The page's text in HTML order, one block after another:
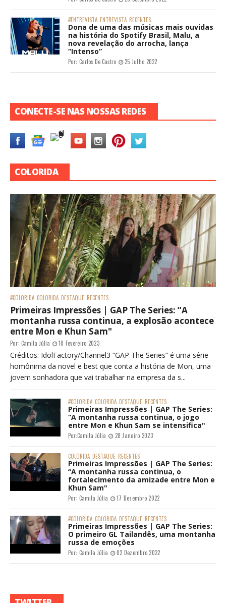
#ENTREVISTA #MÚSICA DESTAQUE ENTREVISTA MÚSICA
ENTREVISTA | Edmundo Inácio: "Temos que
decidir o melhor caminho para nós e o mais
saudável"
RTPCréditos: RTPEm Portugal, para ser selecionado para
representar o país no Eurovision é necessário participar do ...
#ENTREVISTA #UNITEEN DESTAQUE
UNITEEN
reggaetón: Ela está chegando! Conheça
Disney gravada em Porto Rico
#ENTREVISTA ENTREVISTA RECENTES
Confira nosso bate papo com a "Turma
da Alegria" e com o ator Nicholas
Torres
Por:Carlos De Castro 20 Setembro 2022
#ENTREVISTA ENTREVISTA RECENTES
Dona de uma das músicas mais ouvidas
na história do Spotify Brasil, Malu, a
nova revelação do arrocha, lança
“Intenso”
Carlos De Castro 25 Julho 2022
CONECTE-SE NAS NOSSAS REDES
COLORIDA
#COLORIDA COLORIDA DESTAQUE RECENTES
Primeiras Impressões | GAP The Series: “A
montanha russa continua, a explosão acontece
Créditos: IdolFactory/Channel3 “GAP The Series” é uma série